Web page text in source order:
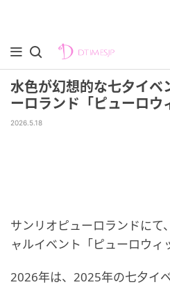
水色が幻想的な七夕イベ
ーロランド「ピューロウ
2026.5.18
サンリオピューロランドにて
ャルイベント「ピューロウィ
2026年は、2025年の七夕イ